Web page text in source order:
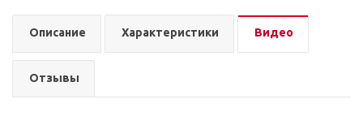
Описание Характеристики Видео
Отзывы